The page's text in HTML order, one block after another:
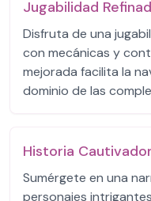
Jugabilidad
Disfruta de una
con mecánicas y
mejorada facilita la
dominio de las
Historia
Sumérgete en una
personajes